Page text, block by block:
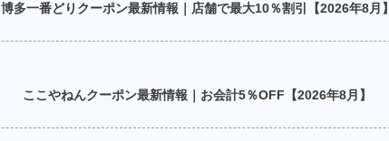
博多一番どりクーポン最新情報｜店舗で最大10％割引【2026年8月】
ここやねんクーポン最新情報｜お会計5％OFF【2026年8月】